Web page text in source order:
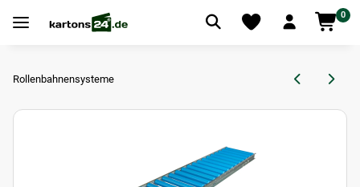
0
Rollenbahnensysteme